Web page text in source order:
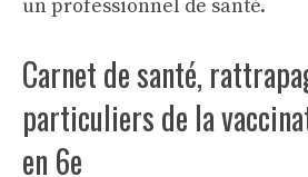
un professionnel de santé.
Carnet de santé,
particuliers de la
en 6e